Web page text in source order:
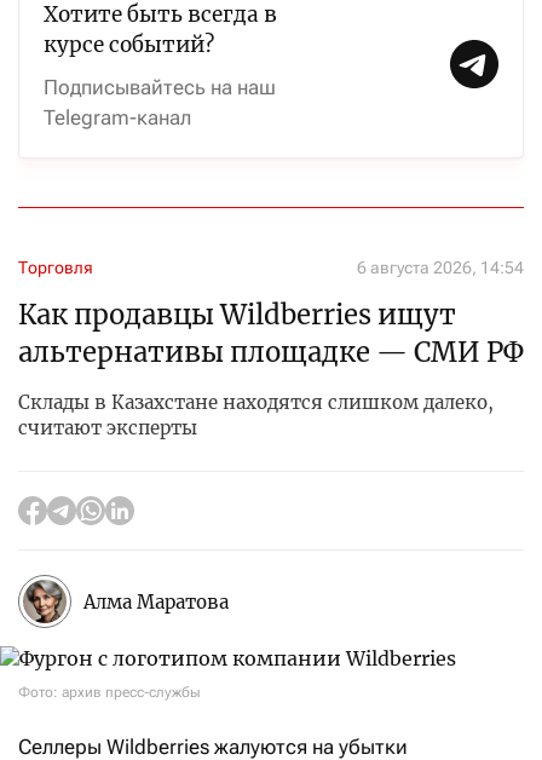
Хотите быть всегда в
курсе событий?
Подписывайтесь на наш
Telegram-канал
Торговля 6 августа 2026, 14:54
Как продавцы Wildberries ищут
альтернативы площадке — СМИ РФ
Склады в Казахстане находятся слишком далеко,
считают эксперты
Алма Маратова
Фото: архив пресс-службы
Селлеры Wildberries жалуются на убытки